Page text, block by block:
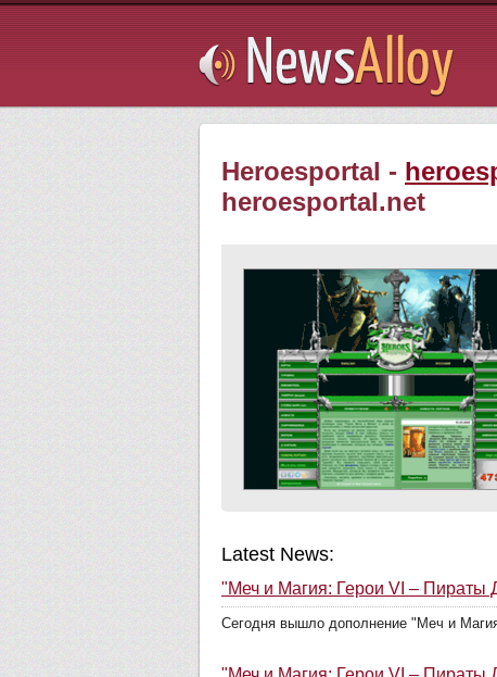
Heroesportal -
heroesportal.net
Latest News:
"Меч и Магия: Герои VI – Пираты
Сегодня вышло дополнение "Меч и